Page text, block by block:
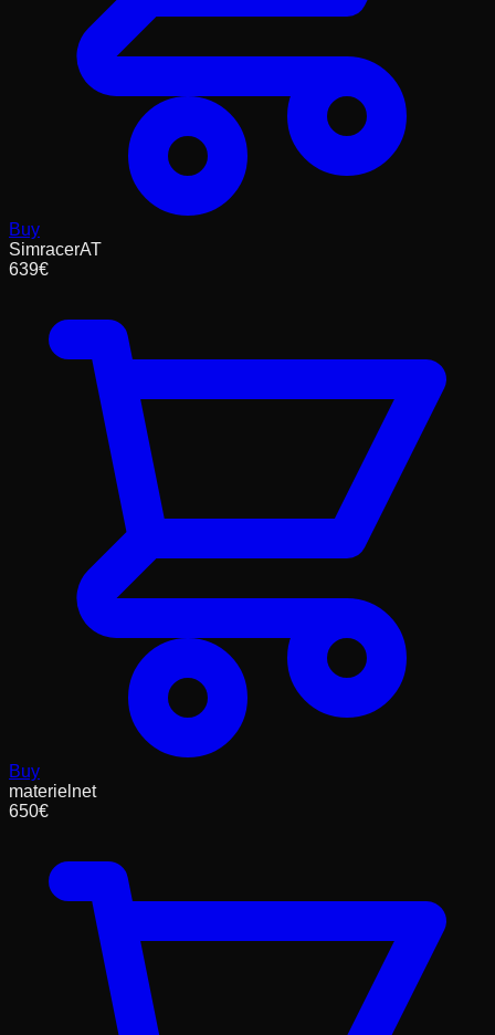
Buy
SimracerAT
639€
Buy
materielnet
650€